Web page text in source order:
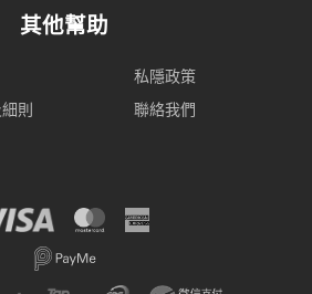
其他幫助
私隱政策
則
聯絡我們